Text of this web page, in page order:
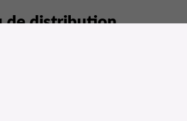
de distribution